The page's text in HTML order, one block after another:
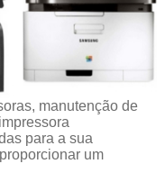
manutenção de
para a sua
um